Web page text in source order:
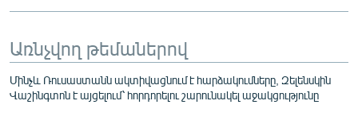
Առնչվող թեմաներով
Մինչև Ռուսաստանն ակտիվացնում է հարձակումները, Զելենսկին
Վաշինգտոն է այցելում՝ հորդորելու շարունակել աջակցությունը